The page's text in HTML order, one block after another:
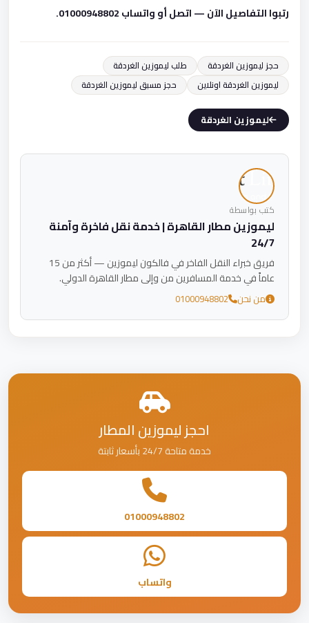
رتبوا التفاصيل الآن — اتصل أو واتساب 01000948802.
حجز ليموزين الغردقة
طلب ليموزين الغردقة
ليموزين الغردقة اونلاين
حجز مسبق ليموزين الغردقة
ليموزين الغردقة
كتب بواسطة
ليموزين مطار القاهرة | خدمة نقل فاخرة وآمنة
24/7
فريق خبراء النقل الفاخر في فالكون ليموزين — أكثر من 15
عاماً في خدمة المسافرين من وإلى مطار القاهرة الدولي.
من نحن 01000948802
احجز ليموزين المطار
خدمة متاحة 24/7 بأسعار ثابتة
01000948802
واتساب